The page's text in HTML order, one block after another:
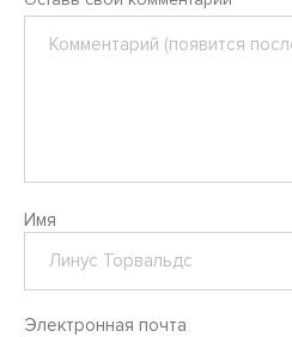
Комментарий
Имя
Электронная почта